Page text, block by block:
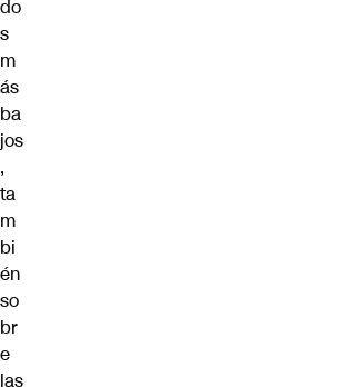
do
s
m
ás
ba
jos
,
ta
m
bi
én
so
br
e
las